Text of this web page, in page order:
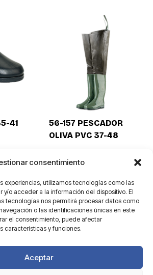
consentimiento
experiencias, utilizamos tecnologías como las
y/o acceder a la información del dispositivo. El
tecnologías nos permitirá procesar datos como
o las identificaciones únicas en este
el consentimiento, puede afectar
características y funciones.
Aceptar
41
56-157 PESCADOR
OLIVA PVC 37-48